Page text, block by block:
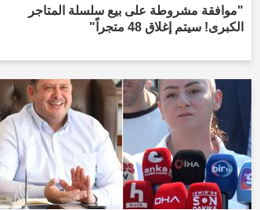
"موافقة مشروطة على بيع سلسلة المتاجر
الكبرى! سيتم إغلاق 48 متجراً"